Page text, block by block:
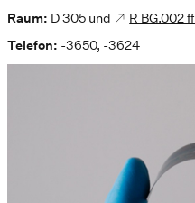
Raum: D 305 und
R BG.002
Telefon: -3650, -3624